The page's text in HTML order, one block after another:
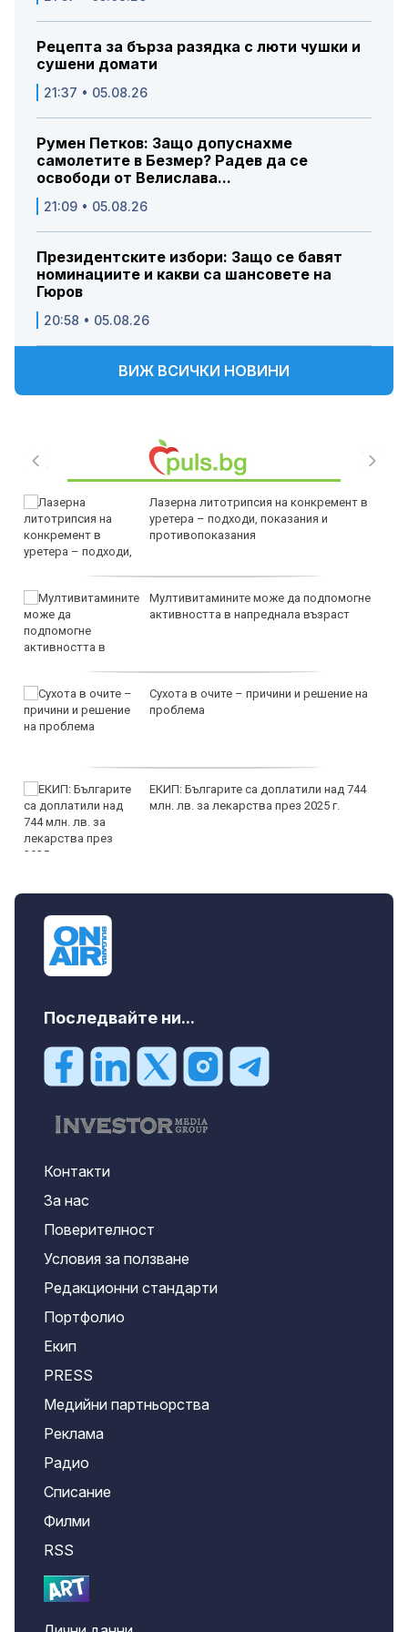
Рецепта за бърза разядка с люти чушки и
сушени домати
21:37 • 05.08.26
Румен Петков: Защо допуснахме
самолетите в Безмер? Радев да се
освободи от Велислава...
21:09 • 05.08.26
Президентските избори: Защо се бавят
номинациите и какви са шансовете на
Гюров
20:58 • 05.08.26
ВИЖ ВСИЧКИ НОВИНИ
Лазерна литотрипсия на конкремент в
уретера – подходи, показания и
противопоказания
Мултивитамините може да подпомогне
активността в напреднала възраст
Сухота в очите – причини и решение на
проблема
ЕКИП: Българите са доплатили над 744
млн. лв. за лекарства през 2025 г.
Последвайте ни...
Контакти
За нас
Поверителност
Условия за ползване
Редакционни стандарти
Портфолио
Екип
PRESS
Медийни партньорства
Реклама
Радио
Списание
Филми
RSS